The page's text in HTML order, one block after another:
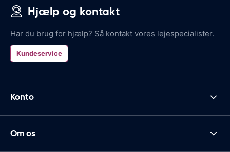
Hjælp og kontakt
Har du brug for hjælp? Så kontakt vores lejespecialister.
Kundeservice
Konto
Om os